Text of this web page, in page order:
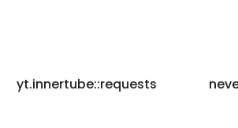
yt.innertube::requests